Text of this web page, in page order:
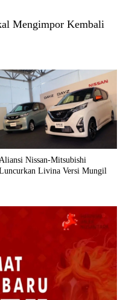
Mengimpor Kembali
Nissan-Mitsubishi
Livina Versi Mungil